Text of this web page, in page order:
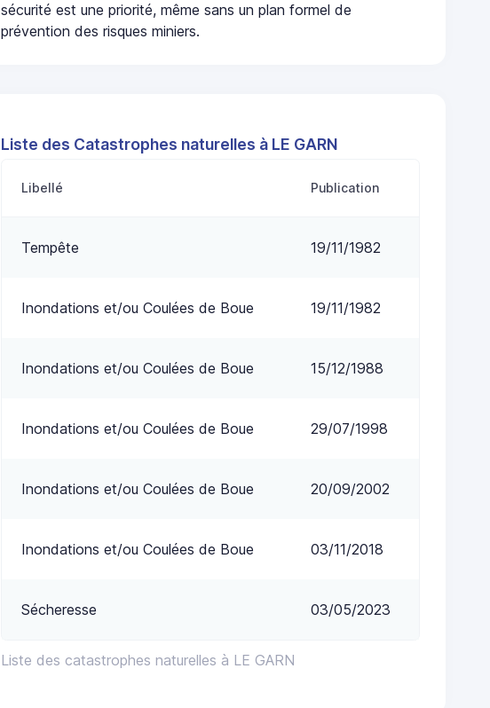
sécurité est une priorité, même sans un plan formel de
prévention des risques miniers.
Liste des Catastrophes naturelles à LE GARN
Liste des catastrophes naturelles à LE GARN
Libellé Publication
Tempête 19/11/1982
Inondations et/ou Coulées de Boue 19/11/1982
Inondations et/ou Coulées de Boue 15/12/1988
Inondations et/ou Coulées de Boue 29/07/1998
Inondations et/ou Coulées de Boue 20/09/2002
Inondations et/ou Coulées de Boue 03/11/2018
Sécheresse 03/05/2023